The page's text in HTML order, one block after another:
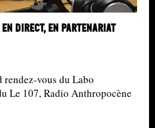
en direct, en partenariat
rendez-vous du Labo
Le 107, Radio Anthropocène